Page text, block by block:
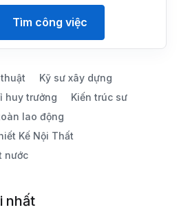
Tìm công việc
Kỹ sư xây dựng
huy trưởng
Kiến trúc sư
lao động
Kế Nội Thất
nước
nhất